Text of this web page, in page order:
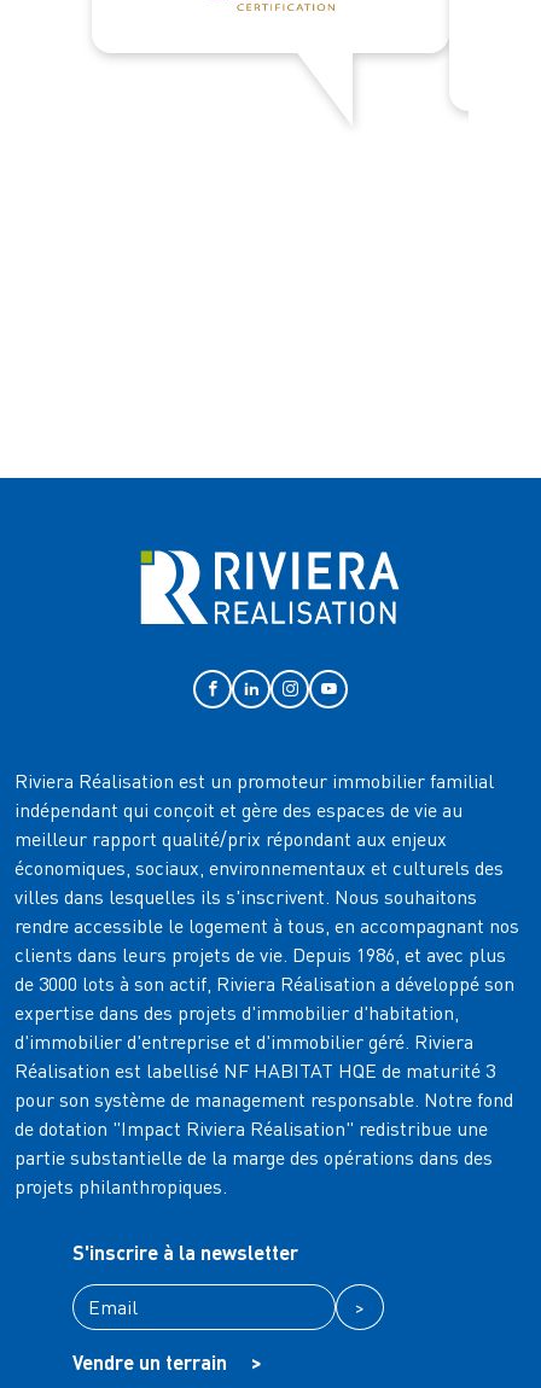
Riviera Réalisation est un promoteur immobilier familial
indépendant qui conçoit et gère des espaces de vie au
meilleur rapport qualité/prix répondant aux enjeux
économiques, sociaux, environnementaux et culturels des
villes dans lesquelles ils s'inscrivent. Nous souhaitons
rendre accessible le logement à tous, en accompagnant nos
clients dans leurs projets de vie. Depuis 1986, et avec plus
de 3000 lots à son actif, Riviera Réalisation a développé son
expertise dans des projets d'immobilier d'habitation,
d'immobilier d'entreprise et d'immobilier géré. Riviera
Réalisation est labellisé NF HABITAT HQE de maturité 3
pour son système de management responsable. Notre fond
de dotation "Impact Riviera Réalisation" redistribue une
partie substantielle de la marge des opérations dans des
projets philanthropiques.
S'inscrire à la newsletter
>
Vendre un terrain >